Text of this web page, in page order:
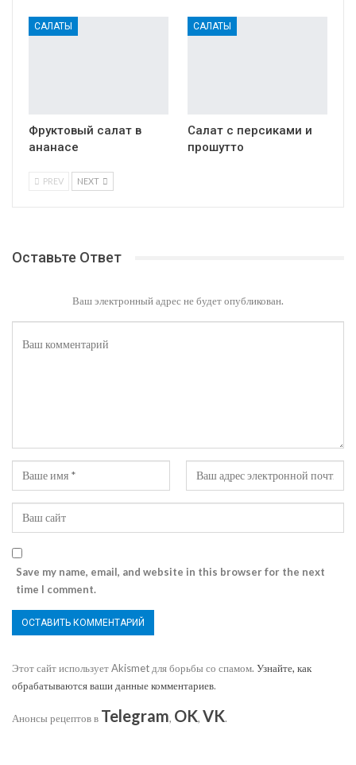
САЛАТЫ
Фруктовый салат в
ананасе
САЛАТЫ
Салат с персиками и
прошутто
PREV NEXT
Оставьте Ответ
Ваш электронный адрес не будет опубликован.
Save my name, email, and website in this browser for the next
time I comment.
Этот сайт использует Akismet для борьбы со спамом. Узнайте, как
обрабатываются ваши данные комментариев.
Анонсы рецептов в Telegram, OK, VK.